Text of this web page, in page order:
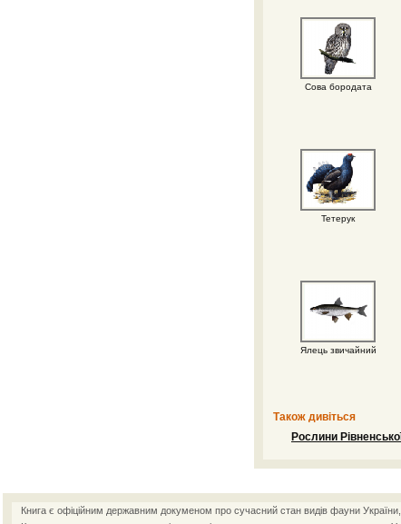
Сова бородата
Тетерук
Ялець звичайний
Також дивіться
Рослини
Книга є офіційним державним докуменом про сучасний стан видів фауни